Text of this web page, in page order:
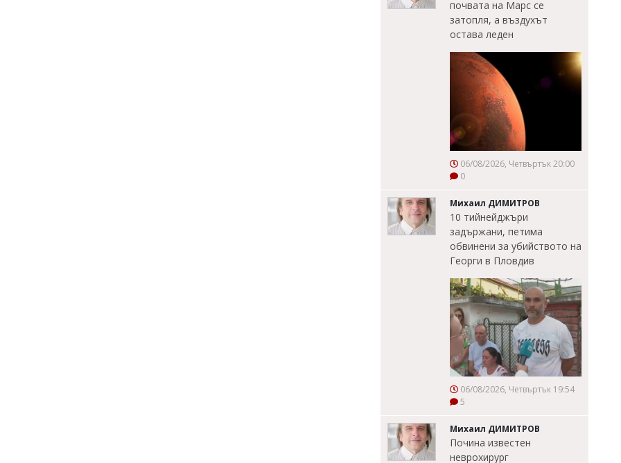
почвата на Марс се
затопля, а въздухът
остава леден
06/08/2026, Четвъртък 20:00
0
Михаил ДИМИТРОВ
10 тийнейджъри
задържани, петима
обвинени за убийството на
Георги в Пловдив
06/08/2026, Четвъртък 19:54
5
Михаил ДИМИТРОВ
Почина известен
неврохирург